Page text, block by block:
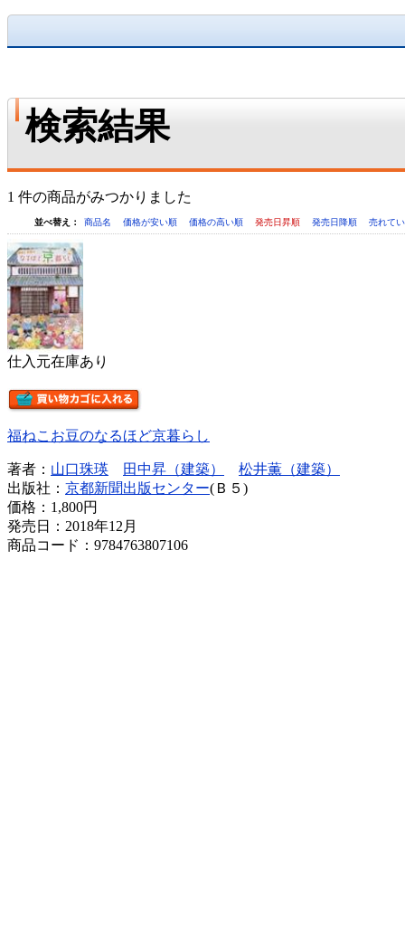
検索結果
1 件の商品がみつかりました
並べ替え： 商品名 価格が安い順 価格の高い順 発売日昇順 発売日降順 売れて
仕入元在庫あり
福ねこお豆のなるほど京暮らし
著者： 山口珠瑛 田中昇（建築）
松井薫（建築）
出版社： 京都新聞出版センター(Ｂ５)
価格： 1,800円
発売日：2018年12月
商品コード：9784763807106